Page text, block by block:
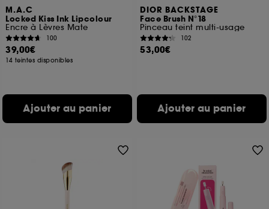
M.A.C
Locked Kiss Ink Lipcolour
Encre à Lèvres Mate
100
39,00€
14 teintes disponibles
Ajouter au panier
DIOR BACKSTAGE
Face Brush N°18
Pinceau teint multi-usage
102
53,00€
Ajouter au panier